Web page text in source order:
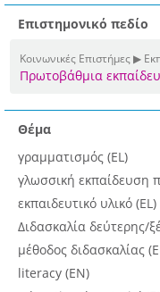
Επιστημονικό πεδίο
Κοινωνικές Επιστήμες ▶
Πρωτοβάθμια
Θέμα
γραμματισμός (EL)
γλωσσική εκπαίδευση
εκπαιδευτικό υλικό (EL)
Διδασκαλία δεύτερης/
μέθοδος διδασκαλίας
literacy (EN)